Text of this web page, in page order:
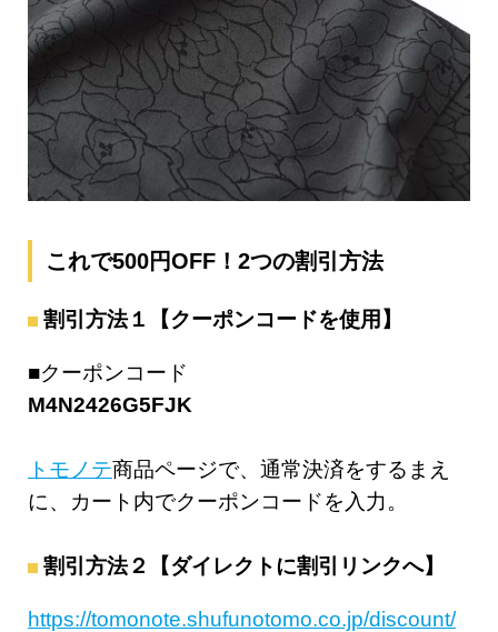
これで500円OFF！2つの割引方法
割引方法１【クーポンコードを使用】
■クーポンコード
M4N2426G5FJK
トモノテ商品ページで、通常決済をするまえ
に、カート内でクーポンコードを入力。
割引方法２【ダイレクトに割引リンクへ】
https://tomonote.shufunotomo.co.jp/discount/